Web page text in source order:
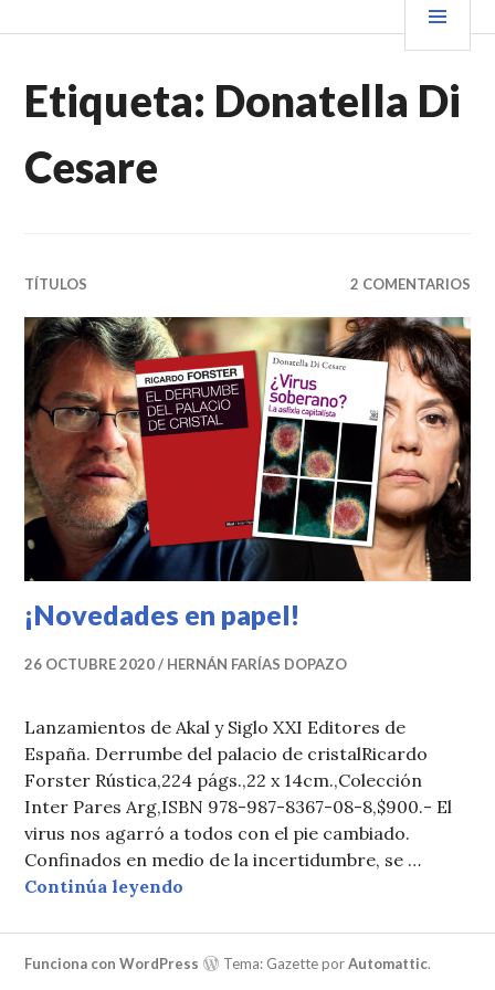
al VENDER+LIBROS NOTICIAS
Etiqueta: Donatella Di
Cesare
TÍTULOS 2 COMENTARIOS
¡Novedades en papel!
26 OCTUBRE 2020 HERNÁN FARÍAS DOPAZO
Lanzamientos de Akal y Siglo XXI Editores de
España. Derrumbe del palacio de cristalRicardo
Forster Rústica,224 págs.,22 x 14cm.,Colección
Inter Pares Arg,ISBN 978-987-8367-08-8,$900.- El
virus nos agarró a todos con el pie cambiado.
Confinados en medio de la incertidumbre, se …
Continúa leyendo
Funciona con WordPress Tema: Gazette porAutomattic.